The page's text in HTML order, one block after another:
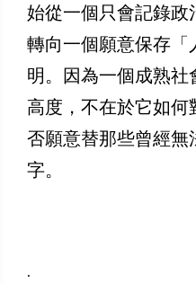
始從一個只會記錄政
轉向一個願意保存「
明。因為一個成熟
高度，不在於它如
否願意替那些曾經無
字。
.